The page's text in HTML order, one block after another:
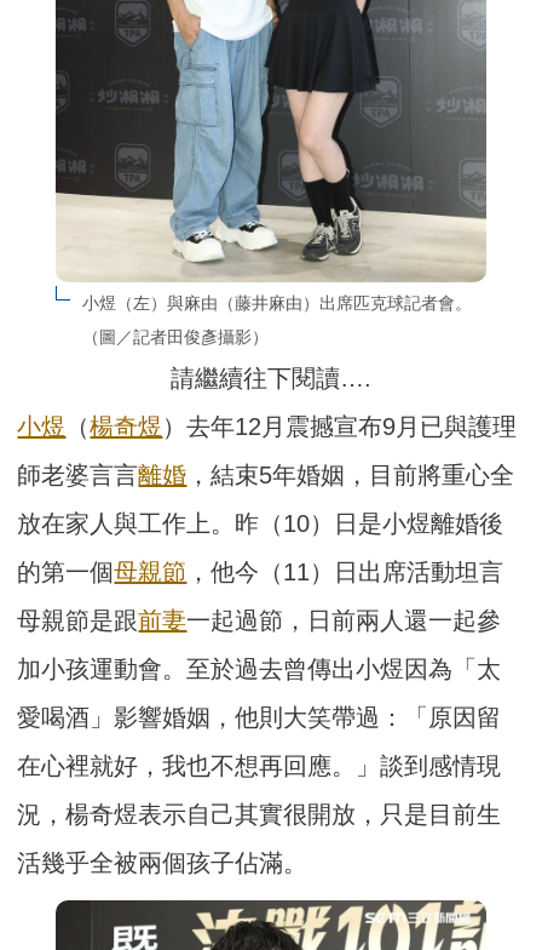
小煜（左）與麻由（藤井麻由）出席匹克球記者會。
（圖／記者田俊彥攝影）
請繼續往下閱讀….
小煜 （楊奇煜）去年12月震撼宣布9月已與護理
師老婆言言離婚 ，結束5年婚姻，目前將重心全
放在家人與工作上。昨（10）日是小煜離婚後
的第一個母親節 ，他今（11）日出席活動坦言
母親節是跟前妻一起過節，日前兩人還一起參
加小孩運動會。至於過去曾傳出小煜因為「太
愛喝酒」影響婚姻，他則大笑帶過：「原因留
在心裡就好，我也不想再回應。」談到感情現
況，楊奇煜表示自己其實很開放，只是目前生
活幾乎全被兩個孩子佔滿。